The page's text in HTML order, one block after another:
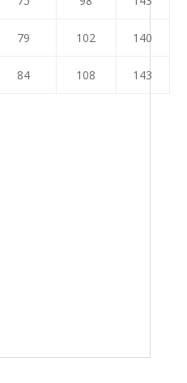
79 102 140
84 108 143